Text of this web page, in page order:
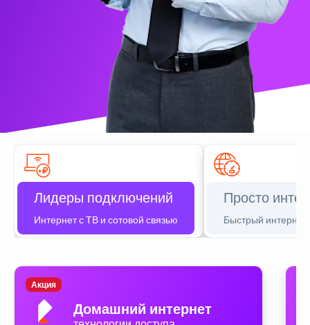
Лидеры подключений
Интернет с ТВ и сотовой связью
Просто
Быстрый интернет
Домашний интернет
Акция